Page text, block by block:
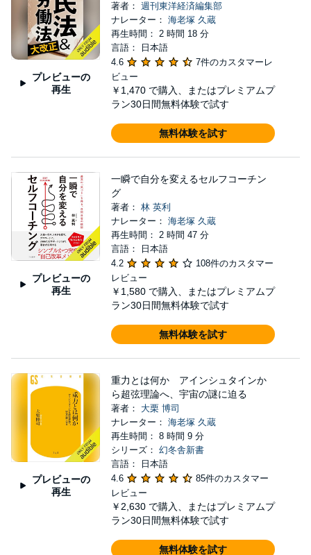
プレビューの
再生
著者： 週刊東洋経済編集部
ナレーター： 海老塚 久蔵
再生時間： 2 時間 18 分
言語： 日本語
4.6
7件のカスタマーレ
ビュー
￥1,470 で購入、またはプレミアムプ
ラン30日間無料体験で試す
無料体験を試す
プレビューの
再生
一瞬で自分を変えるセルフコーチン
グ
著者： 林 英利
ナレーター： 海老塚 久蔵
再生時間： 2 時間 47 分
言語： 日本語
4.2
108件のカスタマー
レビュー
￥1,580 で購入、またはプレミアムプ
ラン30日間無料体験で試す
無料体験を試す
プレビューの
再生
重力とは何か アインシュタインか
ら超弦理論へ、宇宙の謎に迫る
著者： 大栗 博司
ナレーター： 海老塚 久蔵
再生時間： 8 時間 9 分
シリーズ： 幻冬舎新書
言語： 日本語
4.6
85件のカスタマー
レビュー
￥2,630 で購入、またはプレミアムプ
ラン30日間無料体験で試す
無料体験を試す